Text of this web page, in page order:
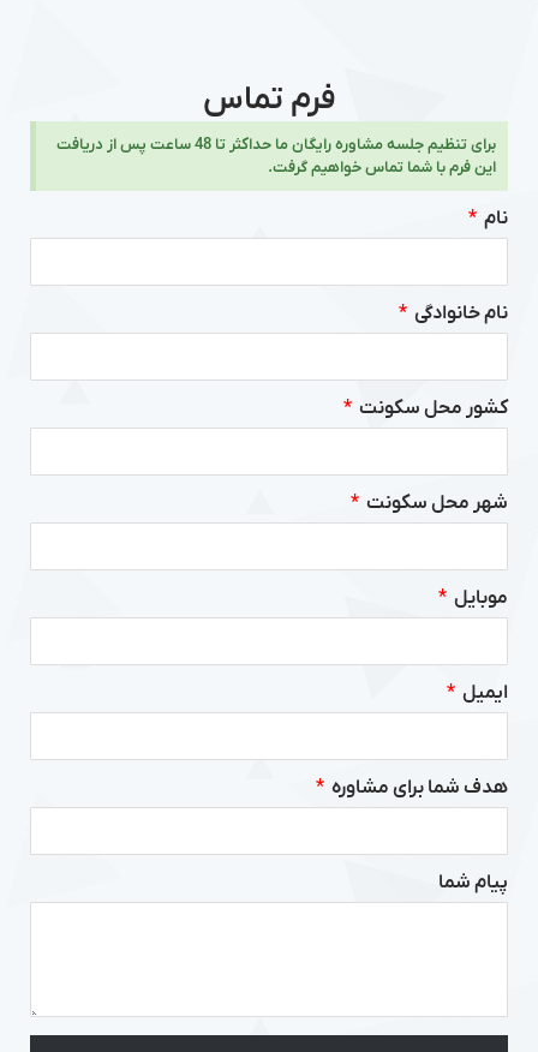
فرم تماس
برای تنظیم جلسه مشاوره رایگان ما حداکثر تا 48 ساعت پس از دریافت
این فرم با شما تماس خواهیم گرفت.
نام
نام خانوادگی
کشور محل سکونت
شهر محل سکونت
موبایل
ایمیل
هدف شما برای مشاوره
پیام شما